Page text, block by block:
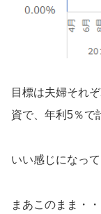
目標は夫婦それ
資で、年利5％で
いい感じになって
まあこのまま・